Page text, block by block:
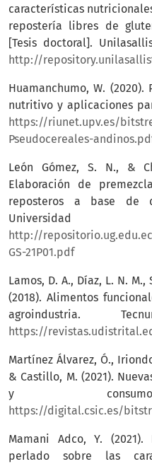
características
repostería libres de
[Tesis doctoral].
http://repository.unilasallista.edu.co/
Huamanchumo, W.
nutritivo y aplicaciones
https://riunet.upv.es/
Pseudocereales-
León Gómez, S. N., &
Elaboración de
reposteros a base de
Universidad
http://
GS-21P01.pdf
Lamos, D. A., Díaz, L. N. M.,
(2018). Alimentos
agroindustria.
https://revistas.udistrital.edu.co/
Martínez Álvarez, Ó.,
& Castillo, M. (2021).
y
https://digital.csic.es/bitstream/
Mamani Adco, Y.
perlado sobre las